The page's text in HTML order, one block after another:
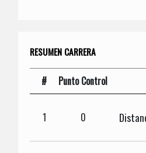
RESUMEN CARRERA
# Punto Control
1 0